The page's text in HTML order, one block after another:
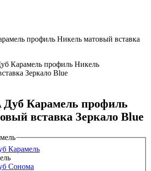
профиль Никель матовый вставка
Дуб Карамель профиль
вставка Зеркало Blue